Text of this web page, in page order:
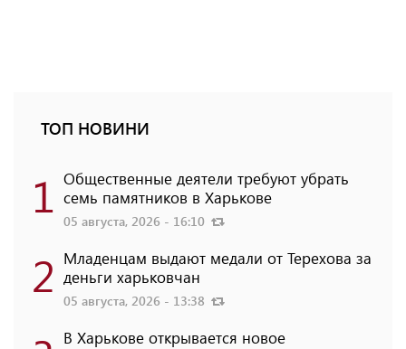
ТОП НОВИНИ
1 Общественные деятели требуют убрать
семь памятников в Харькове
05 августа, 2026 - 16:10
2 Младенцам выдают медали от Терехова за
деньги харьковчан
05 августа, 2026 - 13:38
В Харькове открывается новое